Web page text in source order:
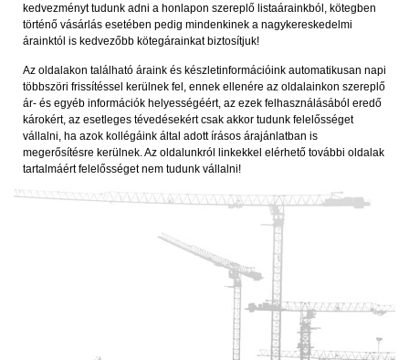
kedvezményt tudunk adni a honlapon szereplő listaárainkból, kötegben
történő vásárlás esetében pedig mindenkinek a nagykereskedelmi
árainktól is kedvezőbb kötegárainkat biztosítjuk!
Az oldalakon található áraink és készletinformációink automatikusan napi
többszöri frissítéssel kerülnek fel, ennek ellenére az oldalainkon szereplő
ár- és egyéb információk helyességéért, az ezek felhasználásából eredő
károkért, az esetleges tévedésekért csak akkor tudunk felelősséget
vállalni, ha azok kollégáink által adott írásos árajánlatban is
megerősítésre kerülnek. Az oldalunkról linkekkel elérhető további oldalak
tartalmáért felelősséget nem tudunk vállalni!